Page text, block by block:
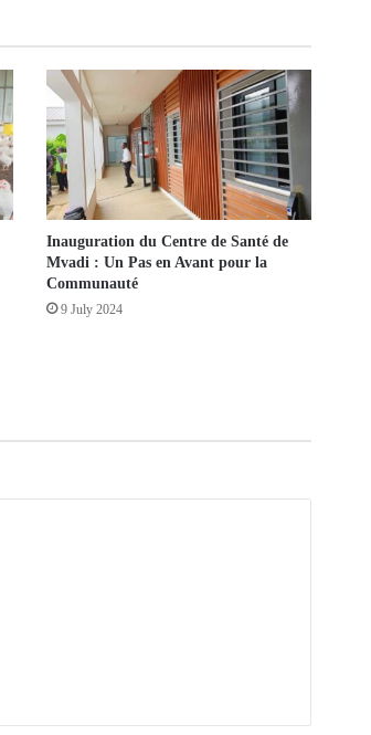
Inauguration du Centre de Santé de
Mvadi : Un Pas en Avant pour la
Communauté
9 July 2024